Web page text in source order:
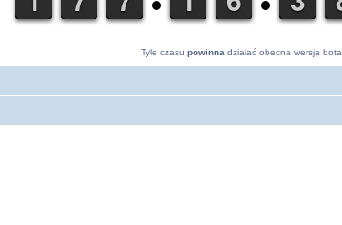
Tyle czasu powinna działać obecna wersja bota.